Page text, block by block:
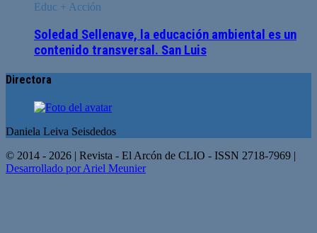
Educ + Acción
Soledad Sellenave, la educación ambiental es un
contenido transversal. San Luis
Directora
Daniela Leiva Seisdedos
© 2014 - 2026 | Revista - El Arcón de CLIO - ISSN 2718-7969 |
Desarrollado por Ariel Meunier